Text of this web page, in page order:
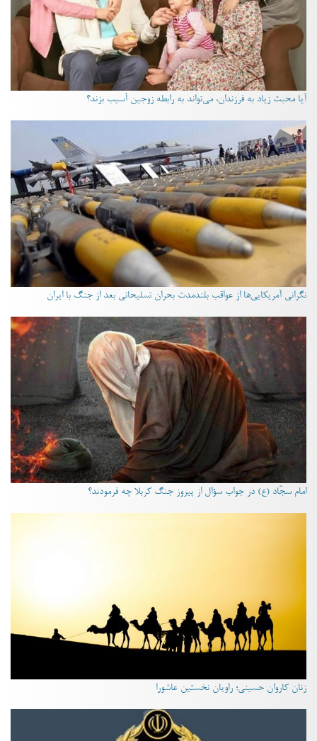
آیا محبت زیاد به فرزندان، می‌تواند به رابطه زوجین آسیب بزند؟
نگرانی آمریکایی‌ها از عواقب بلندمدت بحران تسلیحاتی بعد از جنگ با ایران
امام سجّاد (ع) در جواب سؤال از پیروز جنگ کربلا چه فرمودند؟
زنان کاروان حسینی؛ راویان نخستین عاشورا